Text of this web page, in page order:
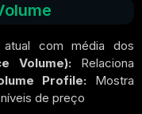
atual com média dos
Volume): Relaciona
Profile: Mostra
de preço